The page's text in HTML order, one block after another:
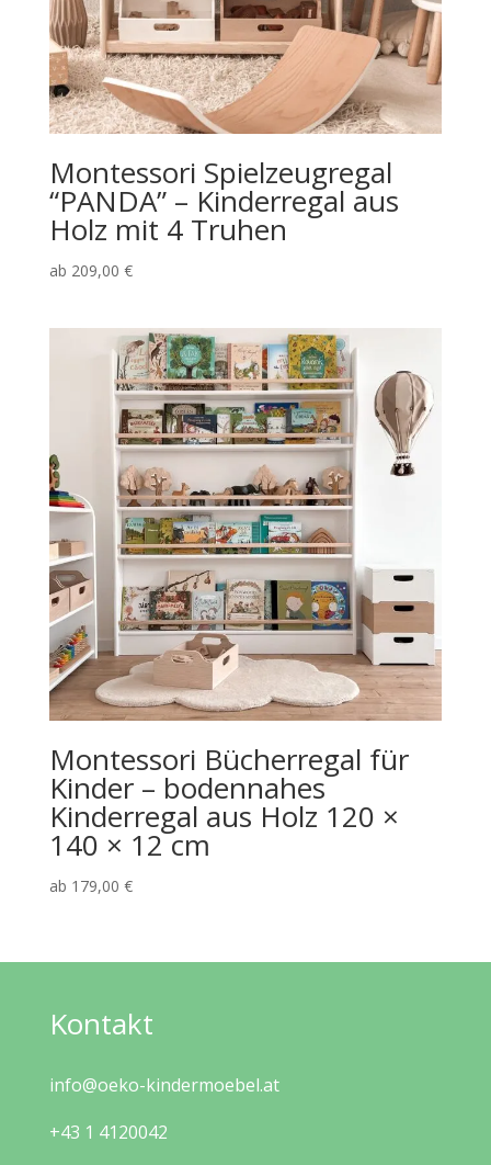
Montessori Spielzeugregal
“PANDA” – Kinderregal aus
Holz mit 4 Truhen
ab 209,00 €
Montessori Bücherregal für
Kinder – bodennahes
Kinderregal aus Holz 120 ×
140 × 12 cm
ab 179,00 €
Kontakt
info@oeko-kindermoebel.at
+43 1 4120042